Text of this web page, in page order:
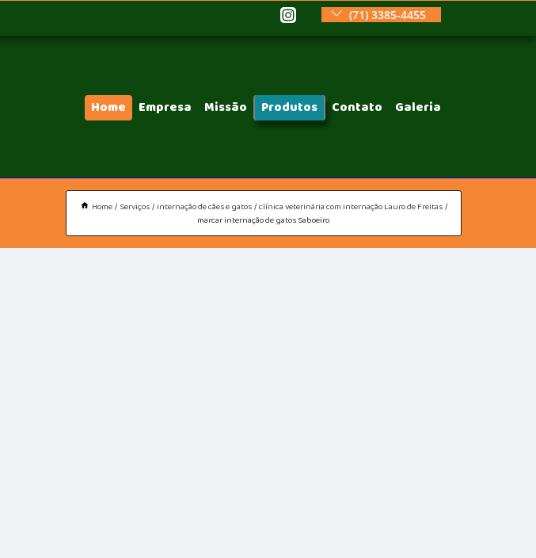
(71) 3385-4455
Home Empresa Missão Produtos Contato Galeria
Home Serviços internação de cães e gatos clínica veterinária com internação Lauro de Freitas
marcar internação de gatos Saboeiro